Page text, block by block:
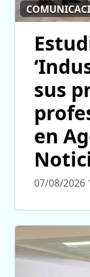
sus
en
07/08/2026